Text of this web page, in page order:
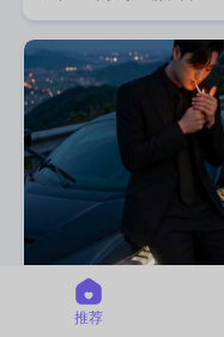
编号 1000698
推荐